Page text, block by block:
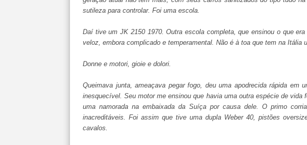
sutileza para controlar. Foi uma escola.
Daí tive um JK 2150 1970. Outra escola completa, que ensinou o que
veloz, embora complicado e temperamental. Não é à toa que tem na Itália
Donne e motori, gioie e dolori.
Queimava junta, ameaçava pegar fogo, deu uma apodrecida rápida em
inesquecível. Seu motor me ensinou que havia uma outra espécie de vida
uma namorada na embaixada da Suíça por causa dele. O primo
inacreditáveis. Foi assim que tive uma dupla Weber 40, pistões
cavalos.